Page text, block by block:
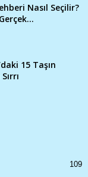
Nasıl Seçilir?
15 Taşın
109